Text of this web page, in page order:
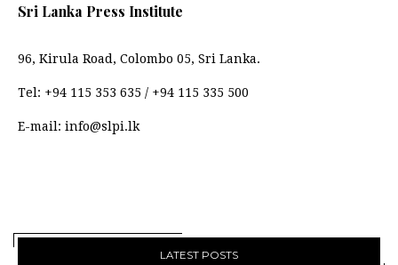
Sri Lanka Press Institute
96, Kirula Road, Colombo 05, Sri Lanka.
Tel: +94 115 353 635 / +94 115 335 500
E-mail: info@slpi.lk
LATEST POSTS